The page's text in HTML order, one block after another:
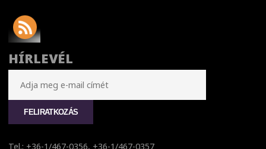
HÍRLEVÉL
Tel.: +36-1/467-0356, +36-1/467-0357